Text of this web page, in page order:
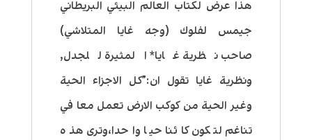
هذا عرض لكتاب العالم البيئي البريطاني
جيمس لفلوك (وجه غايا المتلاشي)
صاحب نظرية غايا* المثيرة للجدل,
ونظرية غايا تقول ان:”كل الاجزاء الحية
وغير الحية من كوكب الارض تعمل معا في
تناغم لتكون كائنا حيا واحدا،وترى هذه